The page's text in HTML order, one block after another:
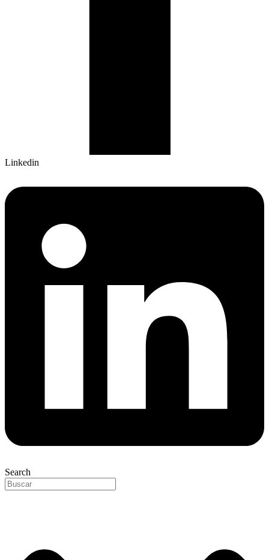
Linkedin
Search